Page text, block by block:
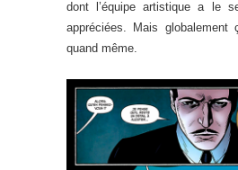
dont l’équipe artistique a le
appréciées. Mais globalement
quand même.